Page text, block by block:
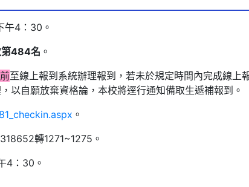
午4：30。
484名 。
至線上報到系統辦理報到，若未於規定時間內完成線上
以自願放棄資格論，本校將逕行通知備取生遞補報到。
。
轉1271~1275。
4：30。